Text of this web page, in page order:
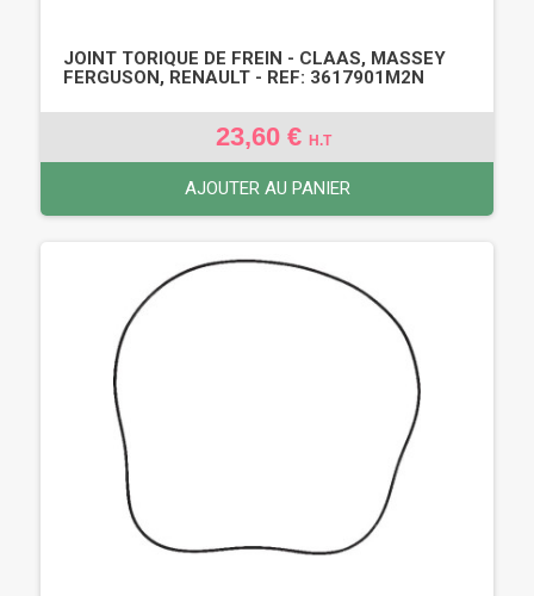
JOINT TORIQUE DE FREIN - CLAAS, MASSEY
FERGUSON, RENAULT - REF: 3617901M2N
23,60 € H.T
AJOUTER AU PANIER